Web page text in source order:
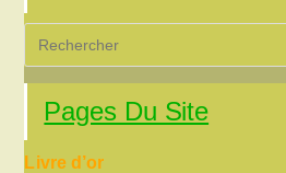
Pages Du Site
Livre d’or